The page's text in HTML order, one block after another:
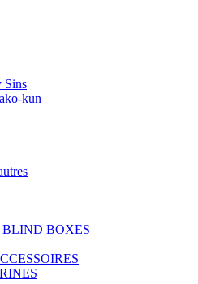
Sins
kun
BOXES